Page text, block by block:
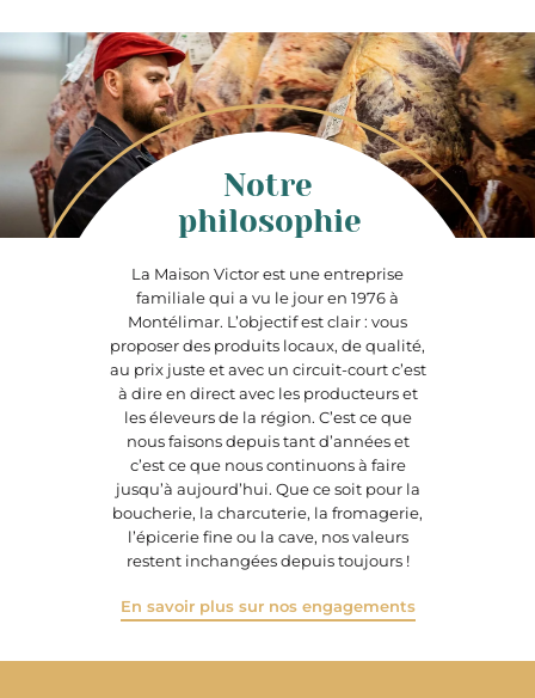
La Maison Victor est une entreprise
familiale qui a vu le jour en 1976 à
Montélimar. L’objectif est clair : vous
proposer des produits locaux, de qualité,
au prix juste et avec un circuit-court c’est
à dire en direct avec les producteurs et
les éleveurs de la région. C’est ce que
nous faisons depuis tant d’années et
c’est ce que nous continuons à faire
jusqu’à aujourd’hui. Que ce soit pour la
boucherie, la charcuterie, la fromagerie,
l’épicerie fine ou la cave, nos valeurs
restent inchangées depuis toujours !
En savoir plus sur nos engagements
Notre
philosophie